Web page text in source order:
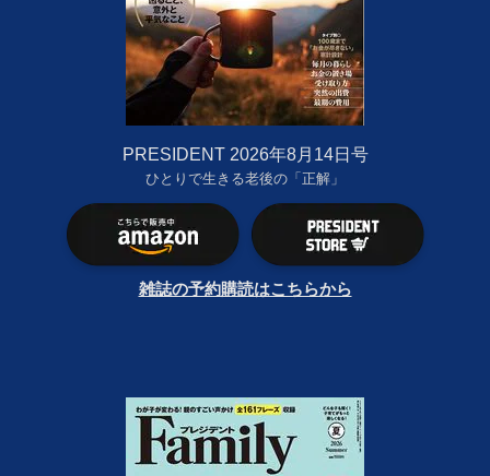
PRESIDENT 2026年8月14日号
ひとりで生きる老後の「正解」
雑誌の予約購読はこちらから